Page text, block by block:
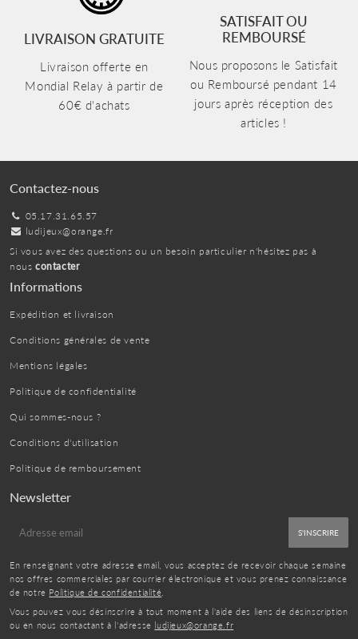
LIVRAISON GRATUITE
Livraison offerte en
Mondial Relay à partir de
60€ d'achats
SATISFAIT OU
REMBOURSÉ
Nous proposons le Satisfait
ou Remboursé pendant 14
jours après réception des
articles !
Contactez-nous
05.17.31.65.57
ludijeux@orange.fr
Si vous avez des questions ou un besoin particulier n'hésitez pas à
nous contacter
Informations
Expédition et livraison
Conditions générales de vente
Mentions légales
Politique de confidentialité
Qui sommes-nous ?
Conditions d'utilisation
Politique de remboursement
Newsletter
mail
S'INSCRIRE
En renseignant votre adresse email, vous acceptez de recevoir chaque semaine
nos offres commerciales par courrier électronique et vous prenez connaissance
de notre Politique de confidentialité
Vous pouvez vous désinscrire à tout moment à l'aide des liens de désinscription
ou en nous contactant à l'adresse ludijeux@orange.fr